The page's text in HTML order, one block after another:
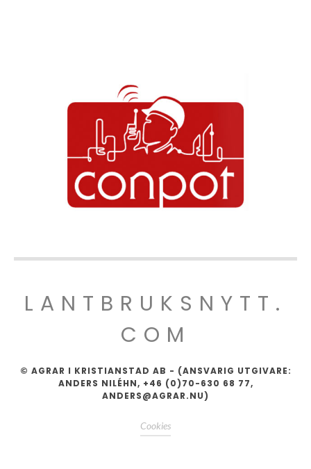
LANTBRUKSNYTT.
COM
© AGRAR I KRISTIANSTAD AB - (ANSVARIG UTGIVARE:
ANDERS NILÉHN, +46 (0)70-630 68 77,
ANDERS@AGRAR.NU)
Cookies